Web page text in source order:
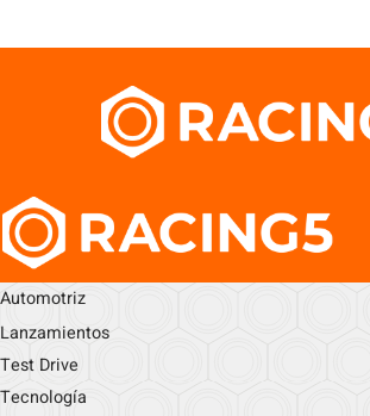
Automotriz
Lanzamientos
Test Drive
Tecnología